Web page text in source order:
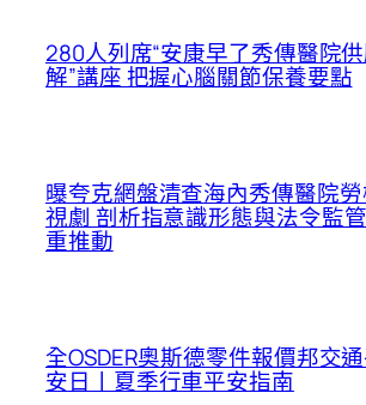
280人列席“安康早了秀傳醫院
解”講座 把握心腦關節保養要點
曝夸克網盤清查海內秀傳醫院
視劇 剖析指意識形態與法令監
重推動
全OSDER奧斯德零件報價邦交
安日丨夏季行車平安指南